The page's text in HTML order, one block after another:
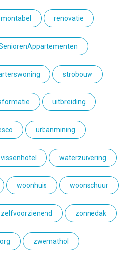
renovatie
strobouw
uitbreiding
urbanmining
vissenhotel waterzuivering
woonhuis woonschuur
zelfvoorzienend zonnedak
zwemathol